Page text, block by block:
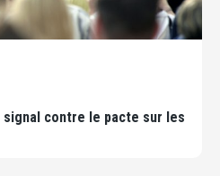
signal contre le pacte sur les